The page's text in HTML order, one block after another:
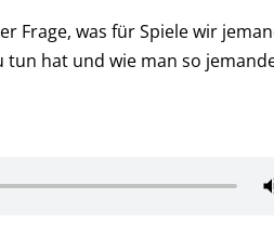
Frage, was für Spiele wir
tun hat und wie man so